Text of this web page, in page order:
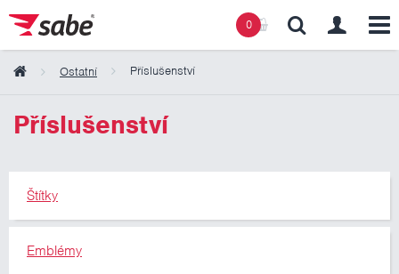
0
Ostatní Příslušenství
Příslušenství
Štítky
Emblémy
Obsah košíku